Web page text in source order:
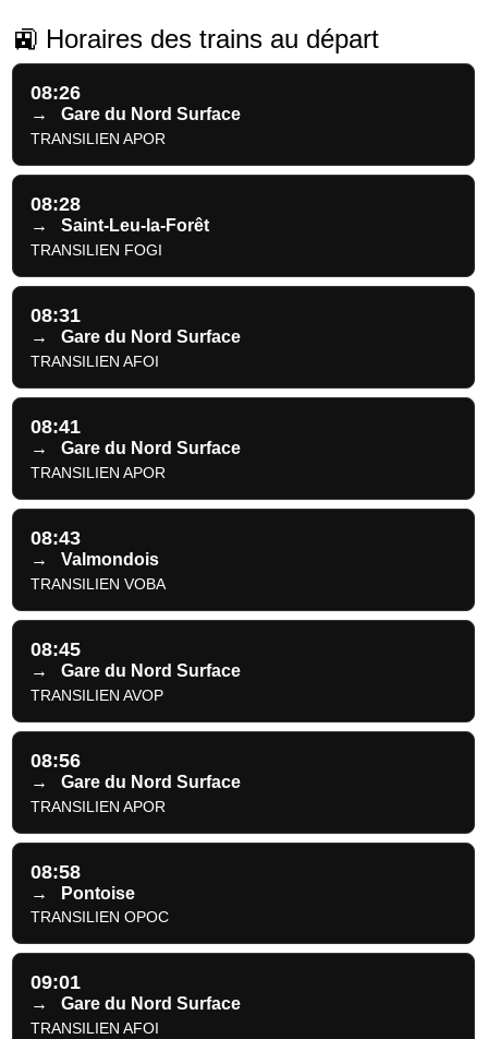
🚉 Horaires des trains au départ
08:26
→ Gare du Nord Surface
TRANSILIEN APOR
08:28
→ Saint-Leu-la-Forêt
TRANSILIEN FOGI
08:31
→ Gare du Nord Surface
TRANSILIEN AFOI
08:41
→ Gare du Nord Surface
TRANSILIEN APOR
08:43
→ Valmondois
TRANSILIEN VOBA
08:45
→ Gare du Nord Surface
TRANSILIEN AVOP
08:56
→ Gare du Nord Surface
TRANSILIEN APOR
08:58
→ Pontoise
TRANSILIEN OPOC
09:01
→ Gare du Nord Surface
TRANSILIEN AFOI